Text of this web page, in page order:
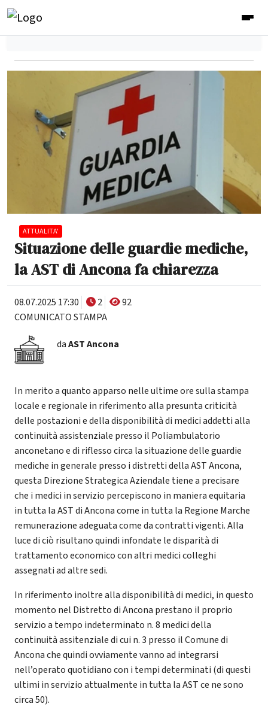
ATTUALITA'
Situazione delle guardie mediche,
la AST di Ancona fa chiarezza
08.07.2025 17:30 2
92
COMUNICATO STAMPA
daAST Ancona
In merito a quanto apparso nelle ultime ore sulla stampa
locale e regionale in riferimento alla presunta criticità
delle postazioni e della disponibilità di medici addetti alla
continuità assistenziale presso il Poliambulatorio
anconetano e di riflesso circa la situazione delle guardie
mediche in generale presso i distretti della AST Ancona,
questa Direzione Strategica Aziendale tiene a precisare
che i medici in servizio percepiscono in maniera equitaria
in tutta la AST di Ancona come in tutta la Regione Marche
remunerazione adeguata come da contratti vigenti. Alla
luce di ciò risultano quindi infondate le disparità di
trattamento economico con altri medici colleghi
assegnati ad altre sedi.
In riferimento inoltre alla disponibilità di medici, in questo
momento nel Distretto di Ancona prestano il proprio
servizio a tempo indeterminato n. 8 medici della
continuità assitenziale di cui n. 3 presso il Comune di
Ancona che quindi ovviamente vanno ad integrarsi
nell’operato quotidiano con i tempi determinati (di questi
ultimi in servizio attualmente in tutta la AST ce ne sono
circa 50).